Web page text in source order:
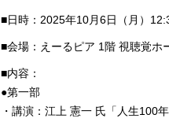
■日時：2025年10月6日（月）
■会場：えーるピア 1階 視聴覚ホ
■内容：
●第一部
・講演：江上 憲一 氏「人生100